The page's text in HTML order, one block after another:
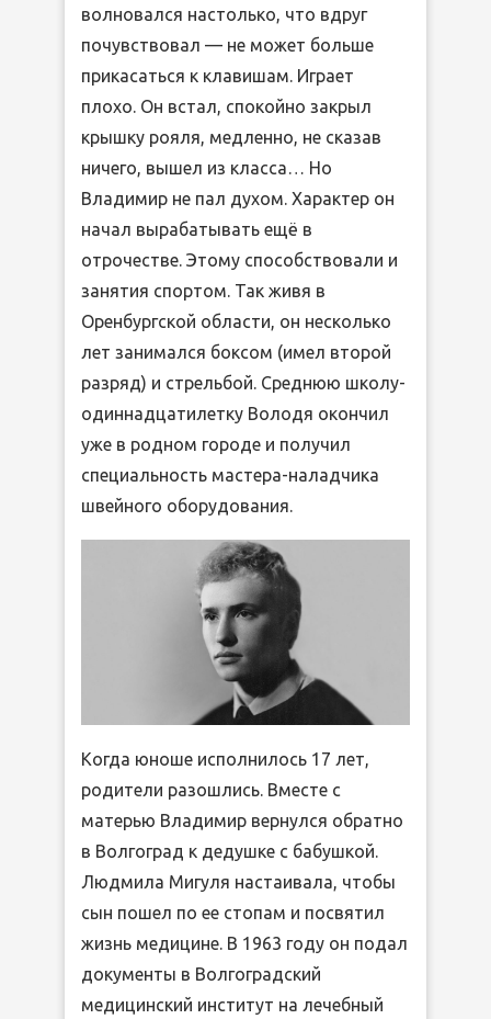
волновался настолько, что вдруг
почувствовал — не может больше
прикасаться к клавишам. Играет
плохо. Он встал, спокойно закрыл
крышку рояля, медленно, не сказав
ничего, вышел из класса… Но
Владимир не пал духом. Характер он
начал вырабатывать ещё в
отрочестве. Этому способствовали и
занятия спортом. Так живя в
Оренбургской области, он несколько
лет занимался боксом (имел второй
разряд) и стрельбой. Среднюю школу-
одиннадцатилетку Володя окончил
уже в родном городе и получил
специальность мастера-наладчика
швейного оборудования.
Когда юноше исполнилось 17 лет,
родители разошлись. Вместе с
матерью Владимир вернулся обратно
в Волгоград к дедушке с бабушкой.
Людмила Мигуля настаивала, чтобы
сын пошел по ее стопам и посвятил
жизнь медицине. В 1963 году он подал
документы в Волгоградский
медицинский институт на лечебный